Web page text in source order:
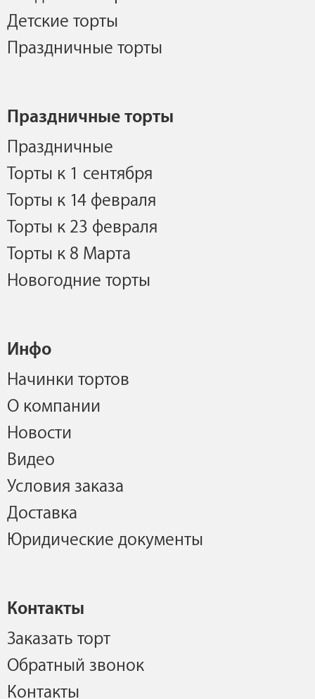
Детские торты
Праздничные торты
Праздничные торты
Праздничные
Торты к 1 сентября
Торты к 14 февраля
Торты к 23 февраля
Торты к 8 Марта
Новогодние торты
Инфо
Начинки тортов
О компании
Новости
Видео
Условия заказа
Доставка
Юридические документы
Контакты
Заказать торт
Обратный звонок
Контакты